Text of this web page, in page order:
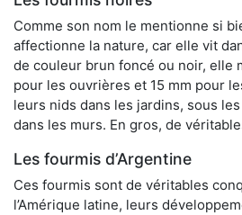
Comme son nom le mentionne si
affectionne la nature, car elle vit
de couleur brun foncé ou noir, elle
pour les ouvrières et 15 mm pour
leurs nids dans les jardins, sous les
dans les murs. En gros, de
Les fourmis d’Argentine
Ces fourmis sont de véritables
l’Amérique latine, leurs